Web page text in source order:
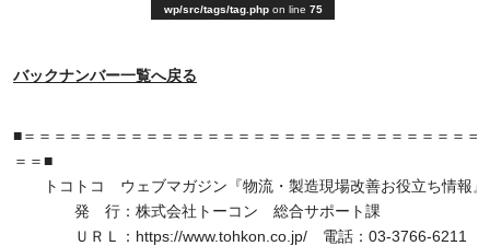
wp/src/tags/tag.phpon line 75
バックナンバー一覧へ戻る
■＝＝＝＝＝＝＝＝＝＝＝＝＝＝＝＝＝＝＝＝＝＝＝＝＝＝＝＝＝＝
＝＝■
トコトコ ウェブマガジン『物流・製造現場改善お役立ち情報』
発 行：株式会社トーコン 総合サポート課
ＵＲＬ：https://www.tohkon.co.jp/ 電話：03-3766-6211